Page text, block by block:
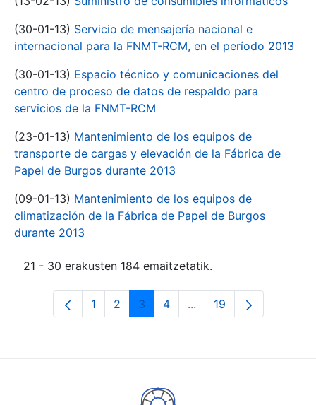
(30-01-13) Servicio de mensajería nacional e
internacional para la FNMT-RCM, en el período 2013
(30-01-13) Espacio técnico y comunicaciones del
centro de proceso de datos de respaldo para
servicios de la FNMT-RCM
(23-01-13) Mantenimiento de los equipos de
transporte de cargas y elevación de la Fábrica de
Papel de Burgos durante 2013
(09-01-13) Mantenimiento de los equipos de
climatización de la Fábrica de Papel de Burgos
durante 2013
21 - 30 erakusten 184 emaitzetatik.
Orrialdea
1 Orrialdea
2 Orrialdea
3 Orrialdea
4 ...Intermediate Pages
Orrialdea
19